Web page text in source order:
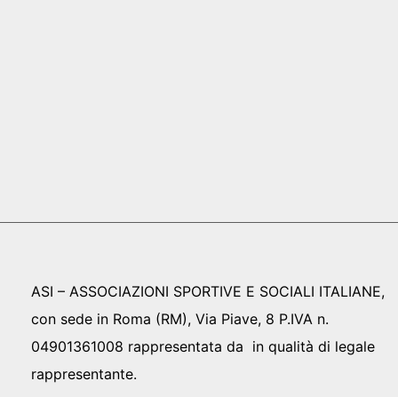
ASI – ASSOCIAZIONI SPORTIVE E SOCIALI ITALIANE,
con sede in Roma (RM), Via Piave, 8 P.IVA n.
04901361008 rappresentata da in qualità di legale
rappresentante.